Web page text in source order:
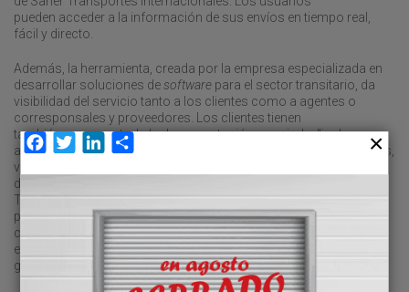
pueden acceder a la información de sus envíos en tiempo real,
fácil y directo.
Además, la herramienta, creada por la empresa especializada en
desarrollar soluciones desoftware para el sector transitario, da
visibilidad del servicio tanto a los clientes como a agentes o
corresponsales y proveedores. Los clientes tienen
también acceso a toda la documentación asociada, “incluso
al track & tracede los embarques, despachos aduaneros, facturas,
viajes, ofertas, expediciones y mercancías en almacenes o
depósitos”, señalan desde la empresa tecnológica. Saner
Transportes Internacionales ha aprovechado esta herramienta
para crear un nuevo espacio, denominadopartner zone
corresponsales, que les permite obtener sus comprobantes de
entrega sin tener que pedirlos. Lapartner zoneestá teniendo “una
gran acogida”.
Facebook
TwitterLinkedIn